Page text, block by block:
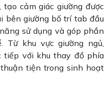
tạo cảm giác giường được
bên giường bố trí tab đầu
sử dụng và góp phần
Từ khu vực giường ngủ,
tiếp với khu thay đồ phía
tiện trong sinh hoạt